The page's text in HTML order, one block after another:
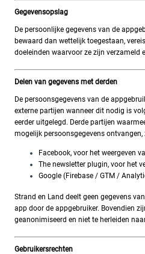
Gegevensopslag
De persoonlijke gegevens van de
bewaard dan wettelijk toegestaan,
doeleinden waarvoor ze zijn verzameld
Delen van gegevens met derden
De persoonsgegevens van de
externe partijen wanneer dit nodig is
eerder uitgelegd. Derde partijen
mogelijk persoonsgegevens ontvangen,
Facebook, voor het weergeven
The newsletter plugin, voor het
Google (Firebase / GTM /
Strand en Land deelt geen gegevens
app door de appgebruiker. Bovendien
geanonimiseerd en niet te herleiden
Gebruikersrechten